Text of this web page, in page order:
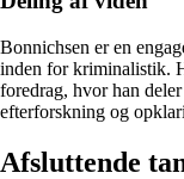
Bonnichsen er en
inden for kriminalistik.
foredrag, hvor han
efterforskning og
Afsluttende